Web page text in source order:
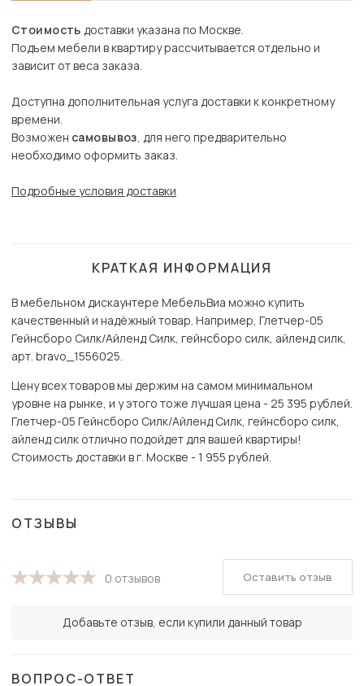
Стоимость доставки указана по Москве.
Подъем мебели в квартиру рассчитывается отдельно и
зависит от веса заказа.
Доступна дополнительная услуга доставки к конкретному
времени.
Возможен самовывоз, для него предварительно
необходимо оформить заказ.
Подробные условия доставки
КРАТКАЯ ИНФОРМАЦИЯ
В мебельном дискаунтере МебельВиа можно купить
качественный и надёжный товар. Например, Глетчер-05
Гейнсборо Силк/Айленд Силк, гейнсборо силк, айленд силк,
арт. bravo_1556025.
Цену всех товаров мы держим на самом минимальном
уровне на рынке, и у этого тоже лучшая цена - 25 395 рублей.
Глетчер-05 Гейнсборо Силк/Айленд Силк, гейнсборо силк,
айленд силк отлично подойдет для вашей квартиры!
Стоимость доставки в г. Москве - 1 955 рублей.
ОТЗЫВЫ
0 отзывов
Добавьте отзыв, если купили данный товар
Оставить отзыв
ВОПРОС-ОТВЕТ